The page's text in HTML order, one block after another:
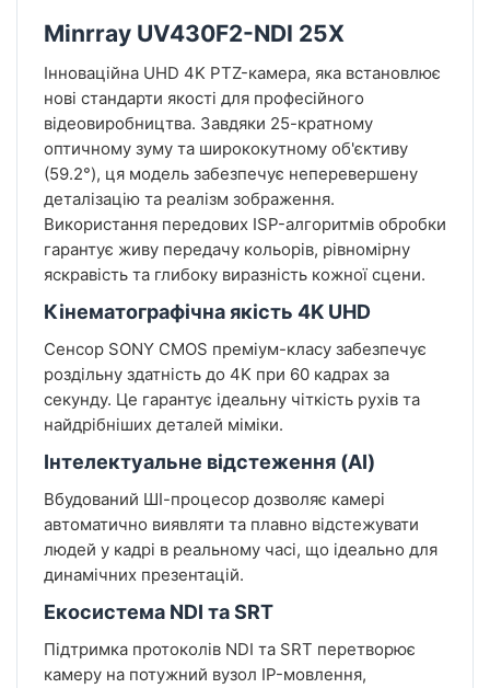
Minrray UV430F2-NDI 25X
Інноваційна UHD 4K PTZ-камера, яка встановлює
нові стандарти якості для професійного
відеовиробництва. Завдяки 25-кратному
оптичному зуму та ширококутному об'єктиву
(59.2°), ця модель забезпечує неперевершену
деталізацію та реалізм зображення.
Використання передових ISP-алгоритмів обробки
гарантує живу передачу кольорів, рівномірну
яскравість та глибоку виразність кожної сцени.
Кінематографічна якість 4K UHD
Сенсор SONY CMOS преміум-класу забезпечує
роздільну здатність до 4K при 60 кадрах за
секунду. Це гарантує ідеальну чіткість рухів та
найдрібніших деталей міміки.
Інтелектуальне відстеження (AI)
Вбудований ШІ-процесор дозволяє камері
автоматично виявляти та плавно відстежувати
людей у кадрі в реальному часі, що ідеально для
динамічних презентацій.
Екосистема NDI та SRT
Підтримка протоколів NDI та SRT перетворює
камеру на потужний вузол IP-мовлення,